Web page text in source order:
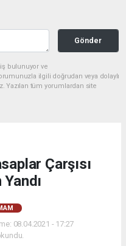
Gönder
bulunuyor ve
ilgili doğrudan veya dolaylı
Yazılan tüm yorumlardan site
Çarşısı
08.04.2021 - 17:27